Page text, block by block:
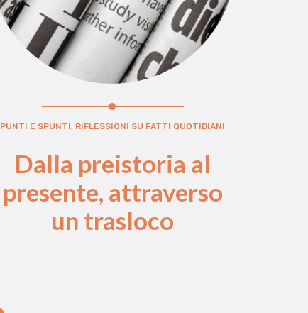
PUNTI E SPUNTI, RIFLESSIONI SU FATTI QUOTIDIANI
Dalla preistoria al
presente, attraverso
un trasloco